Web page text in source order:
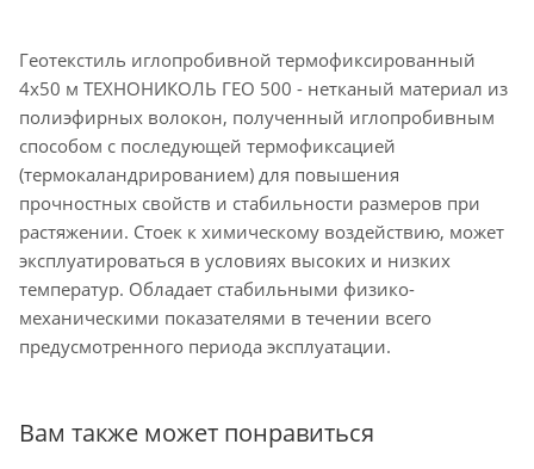
Геотекстиль иглопробивной термофиксированный
4х50 м ТЕХНОНИКОЛЬ ГЕО 500 - нетканый материал из
полиэфирных волокон, полученный иглопробивным
способом с последующей термофиксацией
(термокаландрированием) для повышения
прочностных свойств и стабильности размеров при
растяжении. Стоек к химическому воздействию, может
эксплуатироваться в условиях высоких и низких
температур. Обладает стабильными физико-
механическими показателями в течении всего
предусмотренного периода эксплуатации.
Вам также может понравиться